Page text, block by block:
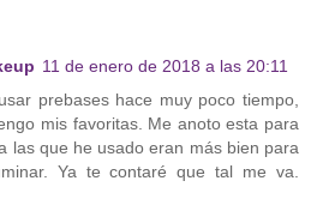
11 de enero de 2018 a las 20:11
prebases hace muy poco tiempo,
mis favoritas. Me anoto esta para
las que he usado eran más bien para
Ya te contaré que tal me va.